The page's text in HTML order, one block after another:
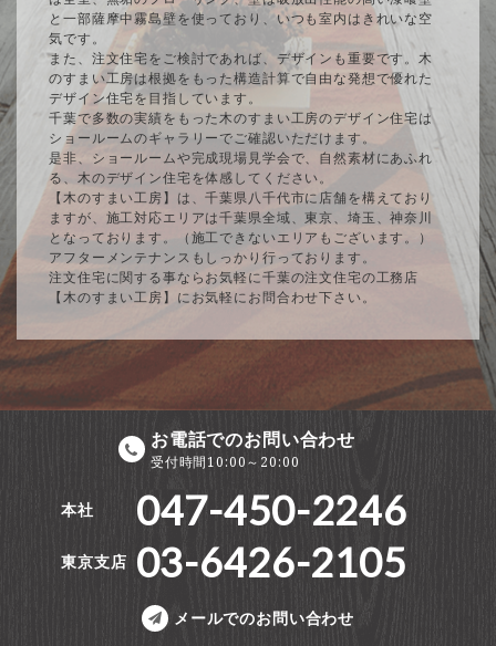
と一部薩摩中霧島壁を使っており、いつも室内はきれいな空
気です。
また、注文住宅をご検討であれば、デザインも重要です。木
のすまい工房は根拠をもった構造計算で自由な発想で優れた
デザイン住宅を目指しています。
千葉で多数の実績をもった木のすまい工房のデザイン住宅は
ショールームのギャラリーでご確認いただけます。
是非、ショールームや完成現場見学会で、自然素材にあふれ
る、木のデザイン住宅を体感してください。
【木のすまい工房】は、千葉県八千代市に店舗を構えており
ますが、施工対応エリアは千葉県全域、東京、埼玉、神奈川
となっております。（施工できないエリアもございます。）
アフターメンテナンスもしっかり行っております。
注文住宅に関する事ならお気軽に千葉の注文住宅の工務店
【木のすまい工房】にお気軽にお問合わせ下さい。
お電話でのお問い合わせ
受付時間10:00～20:00
本社 047-450-2246
東京支店 03-6426-2105
メールでのお問い合わせ